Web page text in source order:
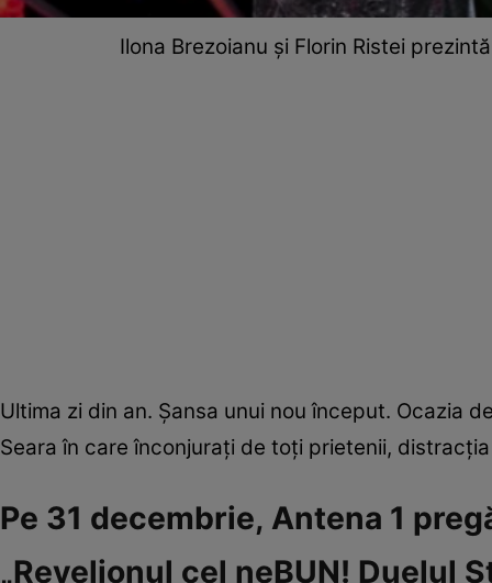
Ilona Brezoianu și Florin Ristei
Ultima zi din an. Șansa unui nou început. Ocazia
Seara în care înconjurați de toți prietenii,
Pe 31 decembrie, Antena 1
„Revelionul cel neBUN! Duelul